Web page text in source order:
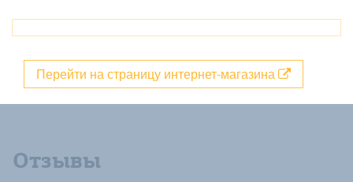
Перейти на страницу интернет-магазина
Отзывы